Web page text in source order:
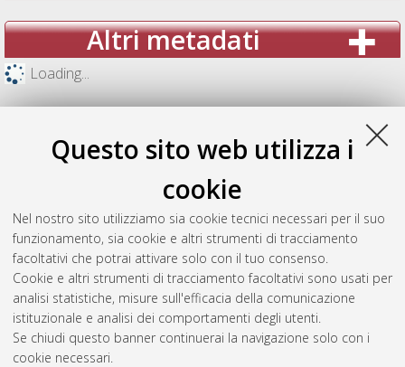
Questo sito web utilizza i
cookie
Nel nostro sito utilizziamo sia cookie tecnici necessari per il suo
funzionamento, sia cookie e altri strumenti di tracciamento
facoltativi che potrai attivare solo con il tuo consenso.
Cookie e altri strumenti di tracciamento facoltativi sono usati per
analisi statistiche, misure sull'efficacia della comunicazione
istituzionale e analisi dei comportamenti degli utenti.
Se chiudi questo banner continuerai la navigazione solo con i
cookie necessari.
Altri metadati
Loading...
Gestione del documento: